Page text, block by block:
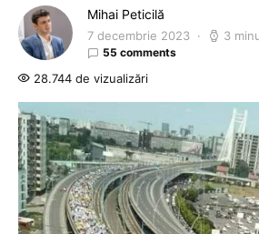
Mihai Peticilă
7 decembrie 2023 3
55 comments
28.744 de vizualizări